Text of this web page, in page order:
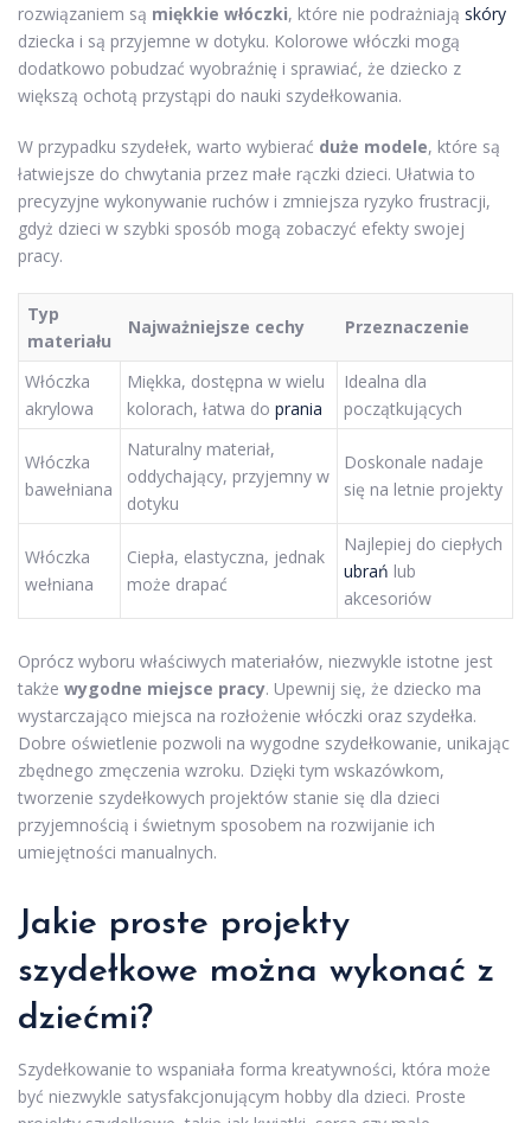
rozwiązaniem są miękkie włóczki, które nie podrażniają skóry
dziecka i są przyjemne w dotyku. Kolorowe włóczki mogą
dodatkowo pobudzać wyobraźnię i sprawiać, że dziecko z
większą ochotą przystąpi do nauki szydełkowania.
W przypadku szydełek, warto wybierać duże modele, które są
łatwiejsze do chwytania przez małe rączki dzieci. Ułatwia to
precyzyjne wykonywanie ruchów i zmniejsza ryzyko frustracji,
gdyż dzieci w szybki sposób mogą zobaczyć efekty swojej
pracy.
Typ
materiału
Najważniejsze cechy Przeznaczenie
Włóczka
akrylowa
Miękka, dostępna w wielu
kolorach, łatwa do prania
Idealna dla
początkujących
Włóczka
bawełniana
Naturalny materiał,
oddychający, przyjemny w
dotyku
Doskonale nadaje
się na letnie projekty
Włóczka
wełniana
Ciepła, elastyczna, jednak
może drapać
Najlepiej do ciepłych
ubrań lub
akcesoriów
Oprócz wyboru właściwych materiałów, niezwykle istotne jest
także wygodne miejsce pracy. Upewnij się, że dziecko ma
wystarczająco miejsca na rozłożenie włóczki oraz szydełka.
Dobre oświetlenie pozwoli na wygodne szydełkowanie, unikając
zbędnego zmęczenia wzroku. Dzięki tym wskazówkom,
tworzenie szydełkowych projektów stanie się dla dzieci
przyjemnością i świetnym sposobem na rozwijanie ich
umiejętności manualnych.
Jakie proste projekty
szydełkowe można wykonać z
dziećmi?
Szydełkowanie to wspaniała forma kreatywności, która może
być niezwykle satysfakcjonującym hobby dla dzieci. Proste